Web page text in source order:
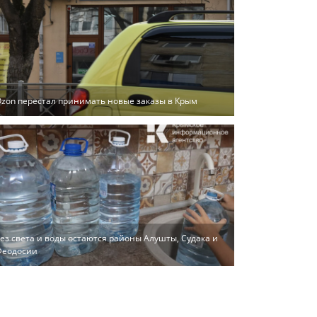
перестал принимать новые заказы в Крым
света и воды остаются районы Алушты, Судака и